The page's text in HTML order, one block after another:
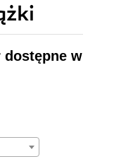
dostępne w